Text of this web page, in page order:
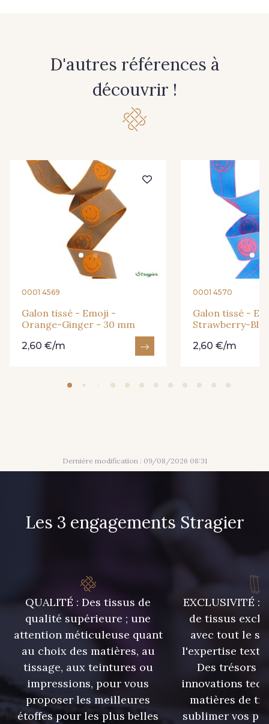
D'autres références à
découvrir !
0001 4569
Galon tissé - Emoji -
Orange-Ginger - 30 mm
2,60 €/m
0001 4570
Galon tissé -
Strawberry-
2,60 €/m
Dernière modification : 09/08/2026 08:31
Les 3 engagements Stragier
QUALITÉ : Des tissus de
qualité supérieure ; une
attention méticuleuse quant
au choix des matières, au
tissage, aux teintures ou
impressions, pour vous
proposer les meilleures
étoffes pour les plus belles
EXCLUSIVITÉ :
de tissus
avec tout le
l'expertise
Des trésors
innovations
matières de
sublimer vos